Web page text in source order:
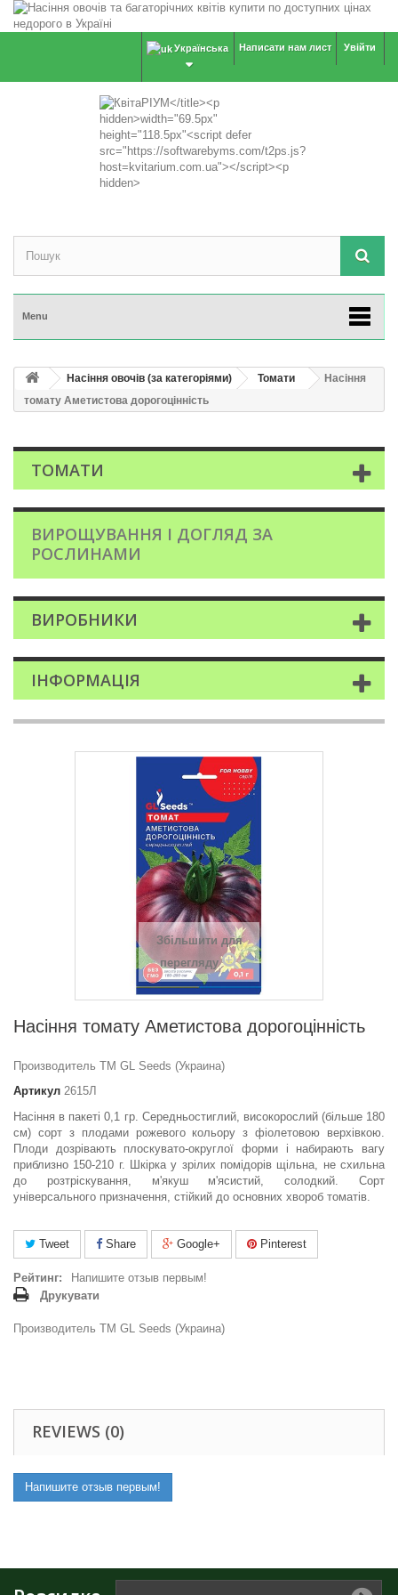
Увійти
Написати нам лист
Українська
Menu
Насіння овочів (за категоріями) Томати
Насіння
томату Аметистова дорогоцiннiсть
ТОМАТИ
ВИРОЩУВАННЯ І ДОГЛЯД ЗА
РОСЛИНАМИ
ВИРОБНИКИ
ІНФОРМАЦІЯ
Збільшити для
перегляду
Насіння томату Аметистова дорогоцiннiсть
Производитель ТМ GL Seeds (Украина)
Артикул 2615Л
Насіння в пакеті 0,1 гр. Середньостиглий, високорослий (більше 180
см) сорт з плодами рожевого кольору з фіолетовою верхівкою.
Плоди дозрівають плоскувато-округлої форми і набирають вагу
приблизно 150-210 г. Шкірка у зрілих помідорів щільна, не схильна
до розтріскування, м'якуш м'ясистий, солодкий. Сорт
універсального призначення, стійкий до основних хвороб томатів.
Tweet Share Google+ Pinterest
Рейтинг:
Напишите отзыв первым!
Друкувати
Производитель ТМ GL Seeds (Украина)
REVIEWS (0)
Напишите отзыв первым!